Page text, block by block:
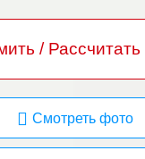
/ Рассчитать
Смотреть фото